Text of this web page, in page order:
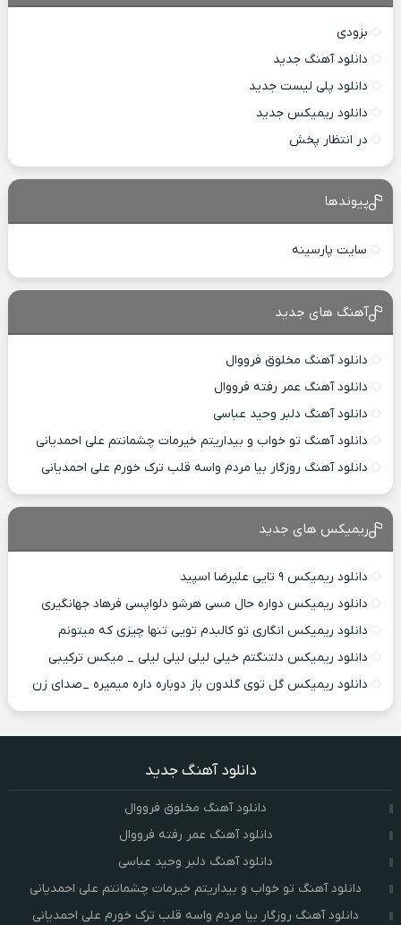
بزودی
دانلود آهنگ جدید
دانلود پلی لیست جدید
دانلود ریمیکس جدید
در انتظار پخش
پیوندها
سایت پارسینه
آهنگ های جدید
دانلود آهنگ مخلوق فرووال
دانلود آهنگ عمر رفته فرووال
دانلود آهنگ دلبر وحید عباسی
دانلود آهنگ تو خواب و بیداریتم خیرمات چشمانتم علی احمدیانی
دانلود آهنگ روزگار بیا مردم واسه قلب ترک خورم علی احمدیانی
ریمیکس های جدید
دانلود ریمیکس ۹ تایی علیرضا اسپید
دانلود ریمیکس دواره حال مسی هرشو دلواپسی فرهاد جهانگیری
دانلود ریمیکس انگاری تو کالبدم تویی تنها چیزی که میتونم
دانلود ریمیکس دلتنگتم خیلی لیلی لیلی لیلی _ میکس ترکیبی
دانلود ریمیکس گل توی گلدون باز دوباره داره میمیره _صدای زن
دانلود آهنگ جدید
دانلود آهنگ مخلوق فرووال
دانلود آهنگ عمر رفته فرووال
دانلود آهنگ دلبر وحید عباسی
دانلود آهنگ تو خواب و بیداریتم خیرمات چشمانتم علی احمدیانی
دانلود آهنگ روزگار بیا مردم واسه قلب ترک خورم علی احمدیانی